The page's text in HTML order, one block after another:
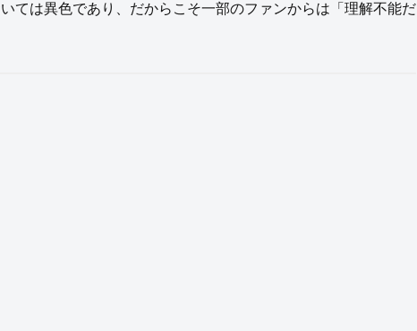
ては異色であり、だからこそ一部のファンからは「理解不能だ